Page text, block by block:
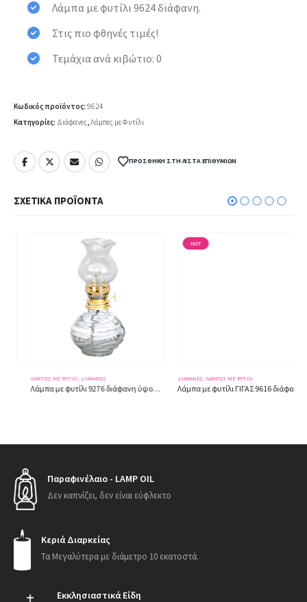
Λάμπα με φυτίλι 9624 διάφανη.
Στις πιο φθηνές τιμές!
Τεμάχια ανά κιβώτιο: 0
Κωδικός προϊόντος: 9624
Κατηγορίες: Διάφανες Λάμπες με Φυτίλι
ΠΡΟΣΘΉΚΗ ΣΤΗ ΛΊΣΤΑ ΕΠΙΘΥΜΙΏΝ
ΣΧΕΤΙΚΆ ΠΡΟΪΌΝΤΑ
ΛΆΜΠΕΣ ΜΕ ΦΥΤΊΛΙ ,ΔΙΆΦΑΝΕΣ
Λάμπα με φυτίλι 9276 διάφανη ύψος 16εκ.
HOT
ΔΙΆΦΑΝΕΣ,ΛΆΜΠΕΣ ΜΕ ΦΥΤΊΛΙ
Λάμπα με φυτίλι ΓΙΓΑΣ 9616 διάφανη ύψος 22εκ.
Παραφινέλαιο - LAMP OIL
Δεν καπνίζει, δεν είναι εύφλεκτο
Κεριά Διαρκείας
Τα Μεγαλύτερα με διάμετρο 10 εκατοστά.
Εκκλησιαστικά Είδη